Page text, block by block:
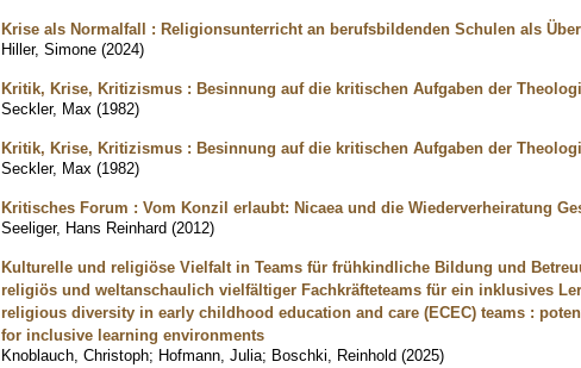
Krise als Normalfall : Religionsunterricht an berufsbildenden Schulen als
Hiller, Simone (2024)
Kritik, Krise, Kritizismus : Besinnung auf die kritischen Aufgaben der
Seckler, Max (1982)
Kritik, Krise, Kritizismus : Besinnung auf die kritischen Aufgaben der
Seckler, Max (1982)
Kritisches Forum : Vom Konzil erlaubt: Nicaea und die Wiederverheiratung
Seeliger, Hans Reinhard (2012)
Kulturelle und religiöse Vielfalt in Teams für frühkindliche Bildung und
religiös und weltanschaulich vielfältiger Fachkräfteteams für ein inklusives
religious diversity in early childhood education and care (ECEC) teams :
for inclusive learning environments
Knoblauch, Christoph; Hofmann, Julia; Boschki, Reinhold (2025)